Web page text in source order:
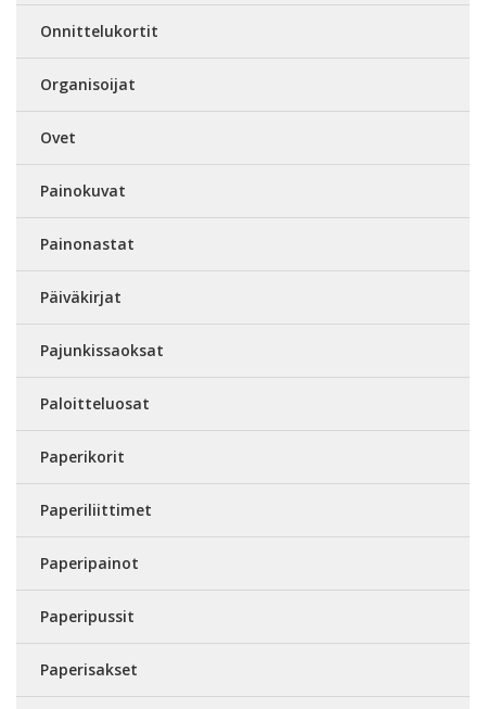
Onnittelukortit
Organisoijat
Ovet
Painokuvat
Painonastat
Päiväkirjat
Pajunkissaoksat
Paloitteluosat
Paperikorit
Paperiliittimet
Paperipainot
Paperipussit
Paperisakset